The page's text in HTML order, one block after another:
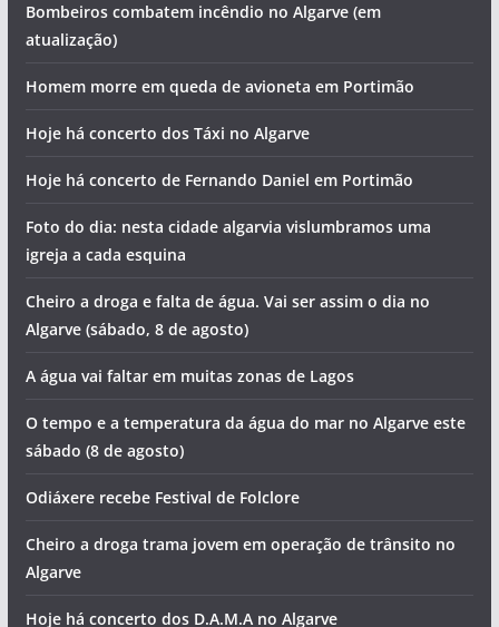
Bombeiros combatem incêndio no Algarve (em
atualização)
Homem morre em queda de avioneta em Portimão
Hoje há concerto dos Táxi no Algarve
Hoje há concerto de Fernando Daniel em Portimão
Foto do dia: nesta cidade algarvia vislumbramos uma
igreja a cada esquina
Cheiro a droga e falta de água. Vai ser assim o dia no
Algarve (sábado, 8 de agosto)
A água vai faltar em muitas zonas de Lagos
O tempo e a temperatura da água do mar no Algarve este
sábado (8 de agosto)
Odiáxere recebe Festival de Folclore
Cheiro a droga trama jovem em operação de trânsito no
Algarve
Hoje há concerto dos D.A.M.A no Algarve